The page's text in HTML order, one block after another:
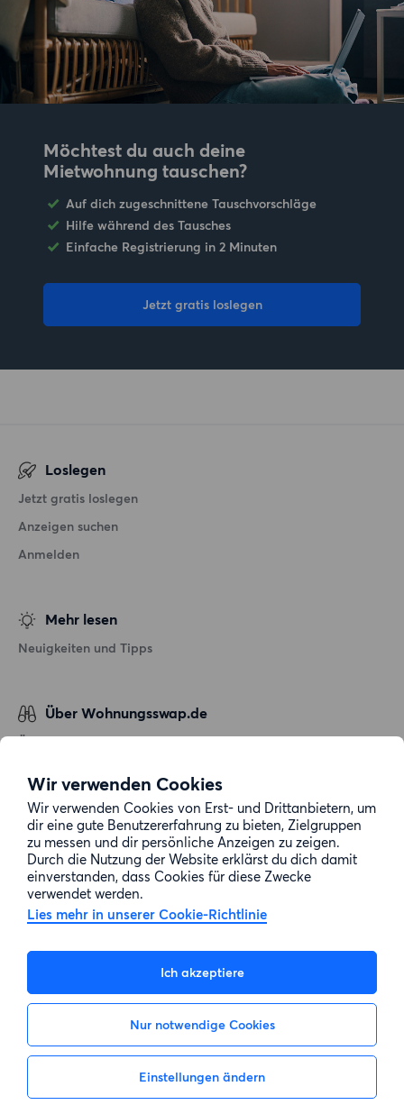
Wir verwenden Cookies
Wir verwenden Cookies von Erst- und Drittanbietern, um
dir eine gute Benutzererfahrung zu bieten, Zielgruppen
zu messen und dir persönliche Anzeigen zu zeigen.
Durch die Nutzung der Website erklärst du dich damit
einverstanden, dass Cookies für diese Zwecke
verwendet werden.
Lies mehr in unserer Cookie-Richtlinie
Ich akzeptiere
Nur notwendige Cookies
Einstellungen ändern
Nicht interessiert Interesse zeigen
Möchtest du auch deine
Mietwohnung tauschen?
Auf dich zugeschnittene Tauschvorschläge
Hilfe während des Tausches
Einfache Registrierung in 2 Minuten
Jetzt gratis loslegen
Loslegen
Jetzt gratis loslegen
Anzeigen suchen
Anmelden
Mehr lesen
Neuigkeiten und Tipps
Über Wohnungsswap.de
Über uns
Datenschutz
Cookie-Richtlinie
Sitemap
E-Mail-Adresse: